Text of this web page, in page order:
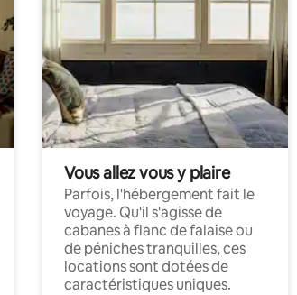
Vous allez vous y plaire
Parfois, l'hébergement fait le
voyage. Qu'il s'agisse de
cabanes à flanc de falaise ou
de péniches tranquilles, ces
locations sont dotées de
caractéristiques uniques.